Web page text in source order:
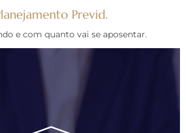
Previd.
e com quanto vai se aposentar.